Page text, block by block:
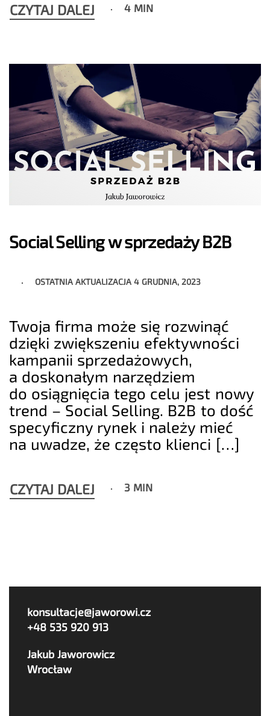
CZYTAJ DALEJ 4 MIN
Social Selling w sprzedaży B2B
OSTATNIA AKTUALIZACJA4 GRUDNIA, 2023
Twoja firma może się rozwinąć
dzięki zwiększeniu efektywności
kampanii sprzedażowych,
a doskonałym narzędziem
do osiągnięcia tego celu jest nowy
trend – Social Selling. B2B to dość
specyficzny rynek i należy mieć
na uwadze, że często klienci […]
CZYTAJ DALEJ 3 MIN
konsultacje@jaworowi.cz
+48 535 920 913
Jakub Jaworowicz
Wrocław